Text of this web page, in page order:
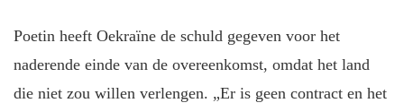
Poetin heeft Oekraïne de schuld gegeven voor het
naderende einde van de overeenkomst, omdat het land
die niet zou willen verlengen. „Er is geen contract en het